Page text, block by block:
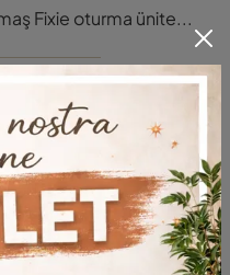
Tıklamanız ve Tacchini'nin kumaş Fixie oturma ünitesi hakkında bilgi almanız gerekiyor: En güzel modern sandalye tab